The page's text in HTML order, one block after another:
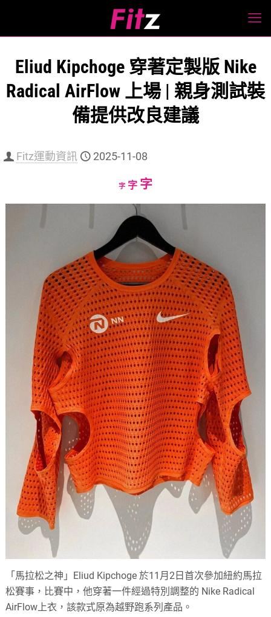
Eliud Kipchoge 穿著定製版 Nike
Radical AirFlow 上場 | 親身測試裝
備提供改良建議
Fitz運動資訊 2025-11-08
字Decrease
size.
字Reset
size.
字Increase
「馬拉松之神」Eliud Kipchoge 於11月2日首次參加紐約馬拉
松賽事，比賽中，他穿著一件經過特別調整的 Nike Radical
AirFlow上衣，該款式原為越野跑系列產品。